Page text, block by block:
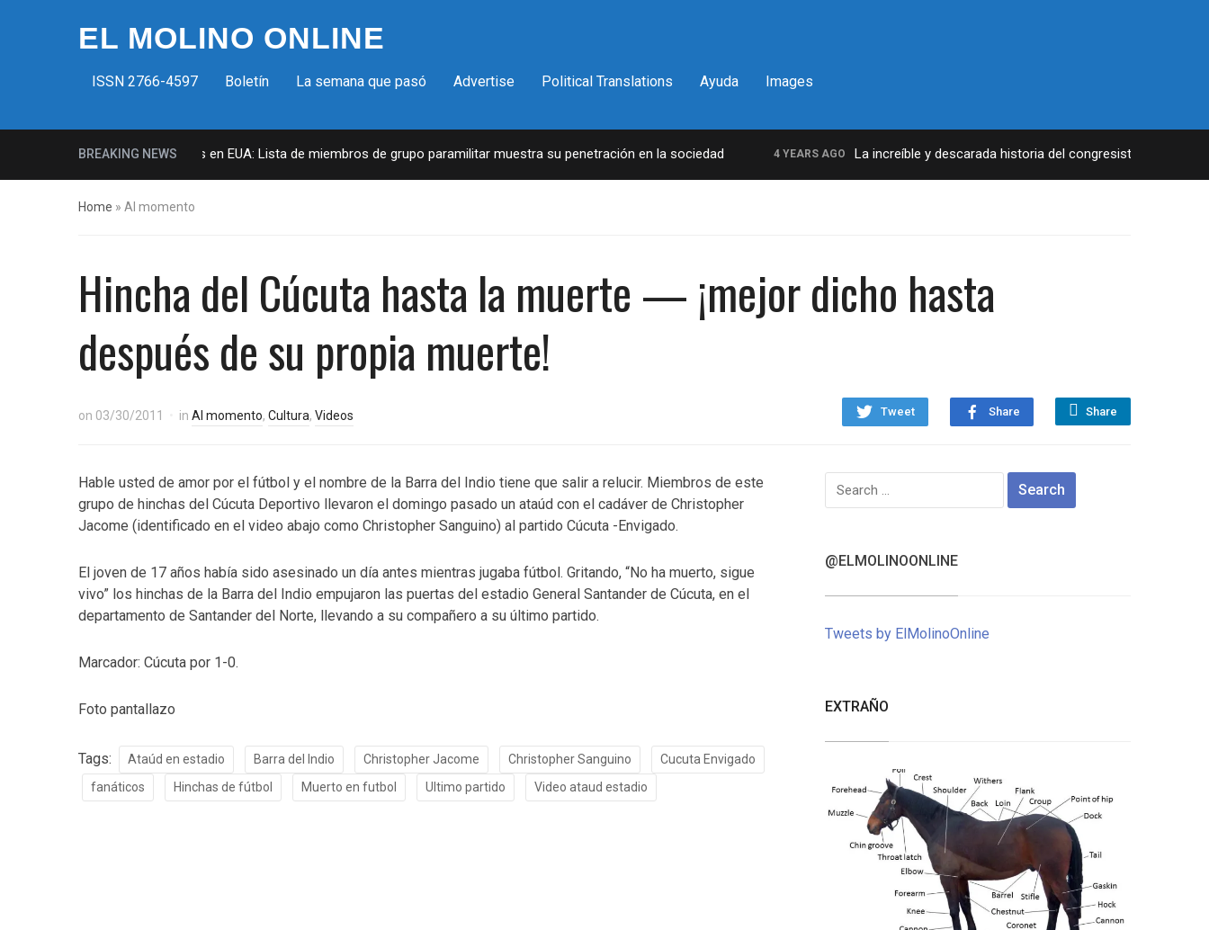
EL MOLINO ONLINE
ISSN 2766-4597 Boletín La semana que pasó Advertise Political Translations Ayuda Images
BREAKING NEWS
Milicias fascistas en EUA: Lista de miembros de grupo paramilitar muestra su penetración en la sociedad 4 YEARS AGO La increíble y descarada historia del congresista por NY
Home » Al momento
Hincha del Cúcuta hasta la muerte — ¡mejor dicho hasta
después de su propia muerte!
Tweet Share Share
on 03/30/2011 in Al momento, Cultura, Videos
Hable usted de amor por el fútbol y el nombre de la Barra del Indio tiene que salir a relucir. Miembros de este
grupo de hinchas del Cúcuta Deportivo llevaron el domingo pasado un ataúd con el cadáver de Christopher
Jacome (identificado en el video abajo como Christopher Sanguino) al partido Cúcuta -Envigado.
El joven de 17 años había sido asesinado un día antes mientras jugaba fútbol. Gritando, “No ha muerto, sigue
vivo” los hinchas de la Barra del Indio empujaron las puertas del estadio General Santander de Cúcuta, en el
departamento de Santander del Norte, llevando a su compañero a su último partido.
Marcador: Cúcuta por 1-0.
Foto pantallazo
Tags: Ataúd en estadio Barra del Indio Christopher Jacome Christopher Sanguino
Cucuta Envigado
fanáticos
Hinchas de fútbol Muerto en futbol Ultimo partido Video ataud estadio
Search
for:
@ELMOLINOONLINE
Tweets by ElMolinoOnline
EXTRAÑO